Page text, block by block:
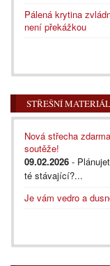
Pálená krytina
není překážkou
STŘEŠNÍ
Nová střecha
soutěže!
09.02.2026 -
té stávající?...
Je vám vedro a